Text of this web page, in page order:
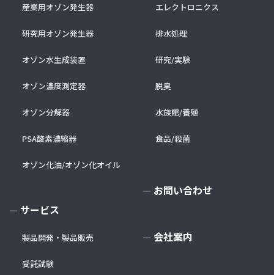
産業用オゾン発生器
研究用オゾン発生器
オゾン水生成装置
オゾン濃度測定器
オゾン分解器
PSA酸素濃縮器
オゾン化油/オゾン化オイル
サービス
製品開発・製品販売
受託試験
エレクトロニクス
排水処理
研究/実験
脱臭
水族館/養殖
食品/殺菌
お問い合わせ
会社案内